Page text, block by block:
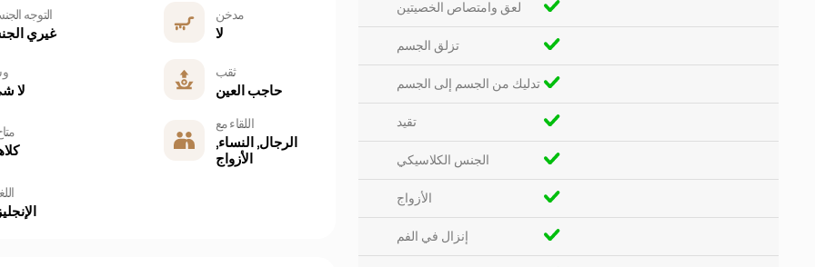
التوجه
غيري
مدخن
لا
لا
ثقب
حاجب العين
اللقاء مع
الرجال, النساء,
الأزواج
لعق وامتصاص الخصيتين
تزلق الجسم
تدليك من الجسم إلى الجسم
تقيد
الجنس الكلاسيكي
الأزواج
إنزال في الفم